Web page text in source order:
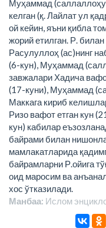
Муҳаммад (саллаллоҳу
келган (қ. Лайлат ул
ой кейин, яъни қибла
жорий етилган. Р.
Расулуллоҳ (ас)нинг
(6-кун), Муҳаммад
завжалари Хадича
(17-куни), Муҳаммад
Маккага кириб
Ризо вафот етган кун
кун) кабилар
байрами билан
мамлакатларида
байрамларни Р.ойига
оид маросим ва
хос ўтказилади.
Манбаа: Ислом